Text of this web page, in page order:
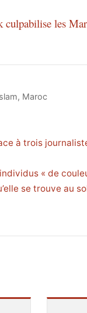
culpabilise les
, Maroc
à trois
« de
se trouve au